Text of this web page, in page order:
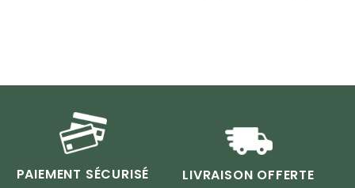
PAIEMENT SÉCURISÉ
LIVRAISON OFFERTE